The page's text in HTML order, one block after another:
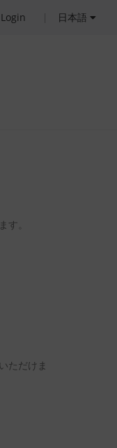
Login 日本語
。
ただけま